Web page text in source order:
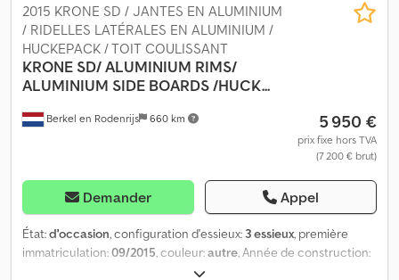
Berkel en Rodenrijs 660 km
2015 KRONE SD / JANTES EN ALUMINIUM
/ RIDELLES LATÉRALES EN ALUMINIUM /
HUCKEPACK / TOIT COULISSANT
KRONE SD/ ALUMINIUM RIMS/
ALUMINIUM SIDE BOARDS /HUCK...
5 950 €
prix fixe hors TVA
(7 200 € brut)
Demander Appel
État:d'occasion, configuration d'essieux: 3 essieux, première
immatriculation:09/2015, couleur:autre, Année de construction:
, Essieu 1 : côté gauche 8 mm, côté droit 8 mm Essieu 2 : côté